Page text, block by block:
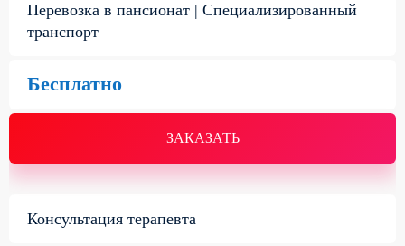
Перевозка в пансионат | Специализированный
транспорт
ЗАКАЗАТЬ
Бесплатно
Консультация терапевта